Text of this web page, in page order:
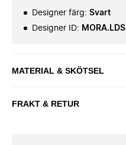
Designer färg: Svart
Designer ID: MORA.LDS
MATERIAL & SKÖTSEL
FRAKT & RETUR